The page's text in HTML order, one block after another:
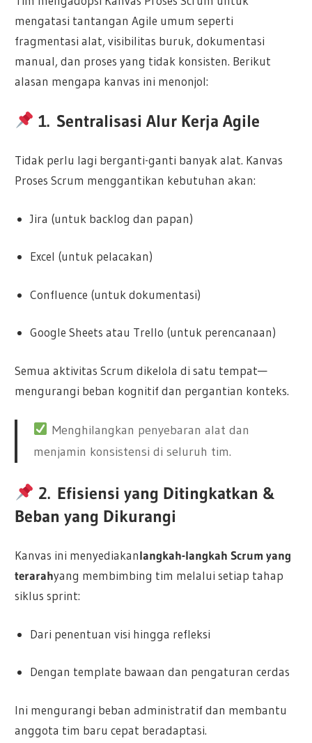
mengatasi tantangan Agile umum seperti
fragmentasi alat, visibilitas buruk, dokumentasi
manual, dan proses yang tidak konsisten. Berikut
alasan mengapa kanvas ini menonjol:
1. Sentralisasi Alur Kerja Agile
Tidak perlu lagi berganti-ganti banyak alat. Kanvas
Proses Scrum menggantikan kebutuhan akan:
Jira (untuk backlog dan papan)
Excel (untuk pelacakan)
Confluence (untuk dokumentasi)
Google Sheets atau Trello (untuk perencanaan)
Semua aktivitas Scrum dikelola di satu tempat—
mengurangi beban kognitif dan pergantian konteks.
Menghilangkan penyebaran alat dan
menjamin konsistensi di seluruh tim.
2. Efisiensi yang Ditingkatkan &
Beban yang Dikurangi
Kanvas ini menyediakanlangkah-langkah Scrum yang
terarahyang membimbing tim melalui setiap tahap
siklus sprint:
Dari penentuan visi hingga refleksi
Dengan template bawaan dan pengaturan cerdas
Ini mengurangi beban administratif dan membantu
anggota tim baru cepat beradaptasi.